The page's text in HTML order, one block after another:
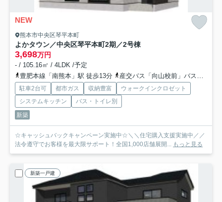
NEW
熊本市中央区琴平本町
よかタウン／中央区琴平本町2期／2号棟
3,698万円
- / 105.16㎡ / 4LDK /予定
豊肥本線「南熊本」駅 徒歩13分
産交バス「向山校前」バス停下車 徒歩5分
駐車2台可 都市ガス 収納豊富
ウォークインクロゼット
システムキッチン
バス・トイレ別
新築
☆キャッシュバックキャンペーン実施中☆＼＼住宅購入支援実施中／／
法令遵守でお客様を最大限サポート！全国1,000店舗展開... もっと見る
新築一戸建